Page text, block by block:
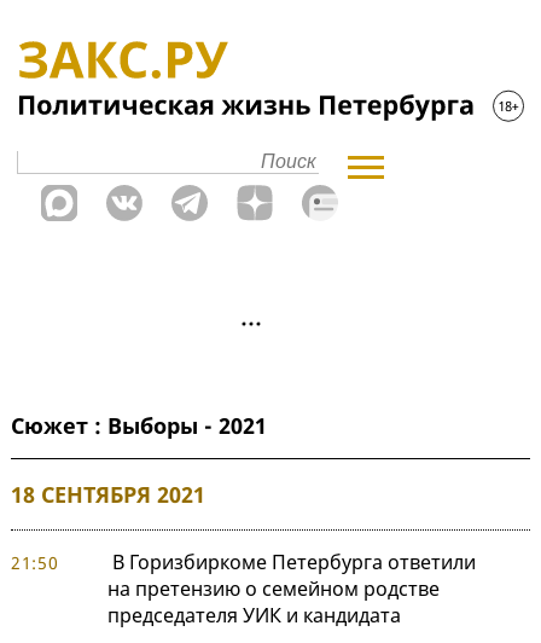
Сюжет : Выборы - 2021
18 СЕНТЯБРЯ 2021
21:50
В Горизбиркоме Петербурга ответили
на претензию о семейном родстве
председателя УИК и кандидата